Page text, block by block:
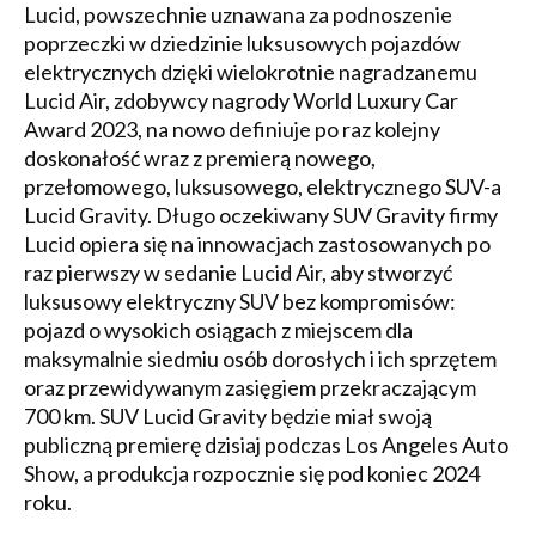
Lucid, powszechnie uznawana za podnoszenie
poprzeczki w dziedzinie luksusowych pojazdów
elektrycznych dzięki wielokrotnie nagradzanemu
Lucid Air, zdobywcy nagrody World Luxury Car
Award 2023, na nowo definiuje po raz kolejny
doskonałość wraz z premierą nowego,
przełomowego, luksusowego, elektrycznego SUV-a
Lucid Gravity. Długo oczekiwany SUV Gravity firmy
Lucid opiera się na innowacjach zastosowanych po
raz pierwszy w sedanie Lucid Air, aby stworzyć
luksusowy elektryczny SUV bez kompromisów:
pojazd o wysokich osiągach z miejscem dla
maksymalnie siedmiu osób dorosłych i ich sprzętem
oraz przewidywanym zasięgiem przekraczającym
700 km. SUV Lucid Gravity będzie miał swoją
publiczną premierę dzisiaj podczas Los Angeles Auto
Show, a produkcja rozpocznie się pod koniec 2024
roku.